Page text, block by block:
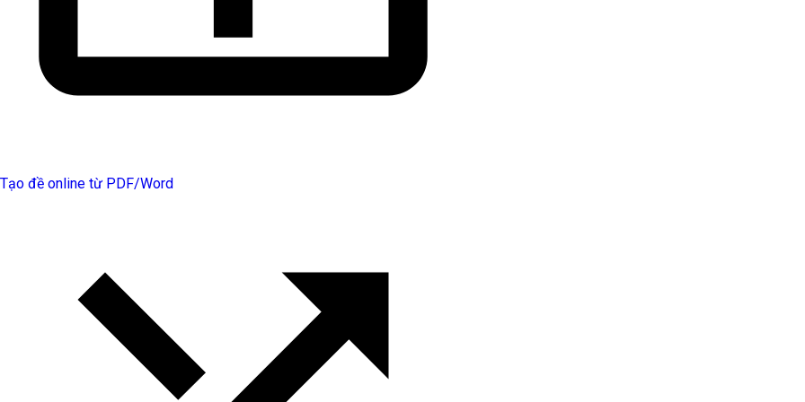
Tạo đề online từ PDF/Word